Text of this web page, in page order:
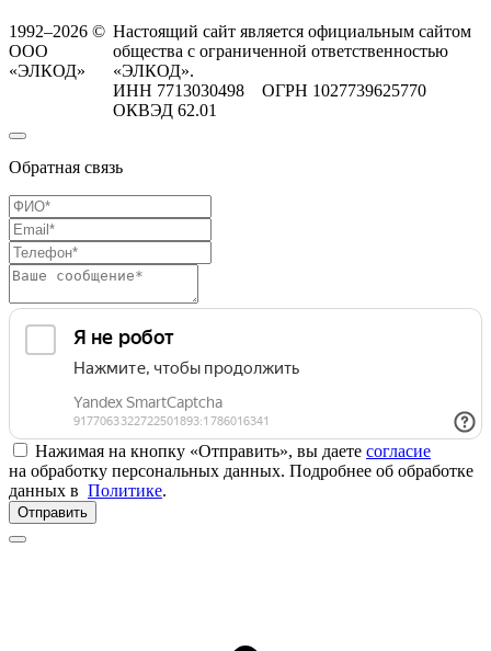
1992–2026 ©
ООО
«ЭЛКОД»
Настоящий сайт является официальным сайтом
общества с ограниченной ответственностью
«ЭЛКОД».
ИНН 7713030498 ОГРН 1027739625770
ОКВЭД 62.01
Обратная связь
Нажимая на кнопку «Отправить», вы даете согласие
на обработку персональных данных. Подробнее об обработке
данных в Политике.
Отправить